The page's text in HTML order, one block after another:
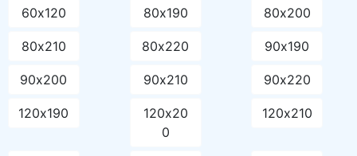
60х120 80х190 80х200
80х210 80х220 90х190
90х200 90х210 90х220
120х190
120х20
0
120х210